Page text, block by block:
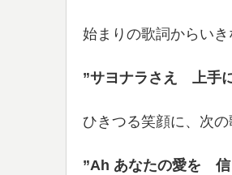
始まりの歌詞からい
”サヨナラさえ 上手
ひきつる笑顔に、次
”Ah あなたの愛を